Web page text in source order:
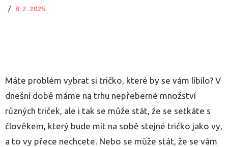
/ 8. 2. 2025
Máte problém vybrat si tričko, které by se vám líbilo? V
dnešní době máme na trhu nepřeberné množství
různých triček, ale i tak se může stát, že se setkáte s
člověkem, který bude mít na sobě stejné tričko jako vy,
a to vy přece nechcete. Nebo se může stát, že se vám